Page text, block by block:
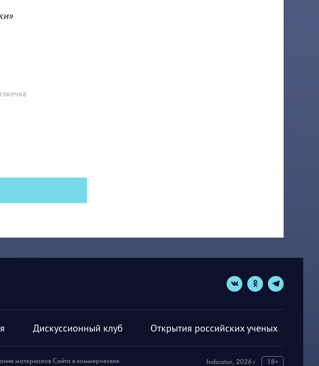
Дискуссионный клуб Открытия российских ученых
Indicator, 2026 г. 18+
материалов Сайта в коммерческих